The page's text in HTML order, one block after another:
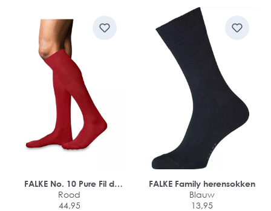
FALKE No. 10 Pure Fil d
Ecosse herensokken
Rood
44,95
FALKE Family herensokken
Blauw
13,95